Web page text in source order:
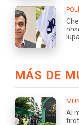
MÁS DE
Al